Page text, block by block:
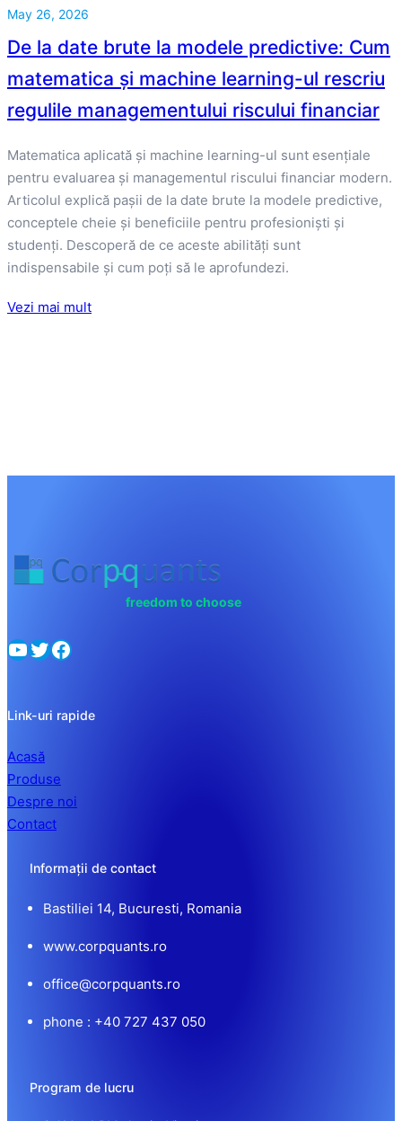
May 26, 2026
De la date brute la modele predictive: Cum
matematica și machine learning-ul rescriu
regulile managementului riscului financiar
Matematica aplicată și machine learning-ul sunt esențiale
pentru evaluarea și managementul riscului financiar modern.
Articolul explică pașii de la date brute la modele predictive,
conceptele cheie și beneficiile pentru profesioniști și
studenți. Descoperă de ce aceste abilități sunt
indispensabile și cum poți să le aprofundezi.
Vezi mai mult
freedom to choose
YouTube Twitter Facebook
Link-uri rapide
Acasă
Produse
Despre noi
Contact
Informații de contact
Bastiliei 14, Bucuresti, Romania
www.corpquants.ro
office@corpquants.ro
phone : +40 727 437 050
Program de lucru